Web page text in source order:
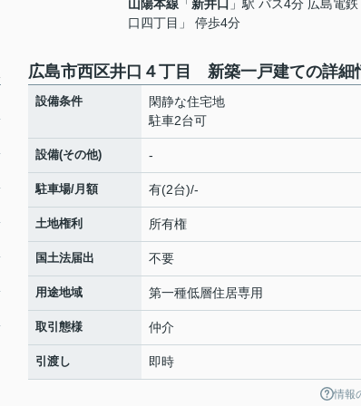
山陽本線 「 新井口 」駅 バス4分 広島電
口四丁目」 停歩4分
広島市西区井口４丁目 新築一戸建ての詳細
設備条件
閑静な住宅地
駐車2台可
設備(その他) -
駐車場/月額 有(2台)/-
土地権利 所有権
国土法届出 不要
用途地域 第一種低層住居専用
取引態様 仲介
引渡し 即時
情報